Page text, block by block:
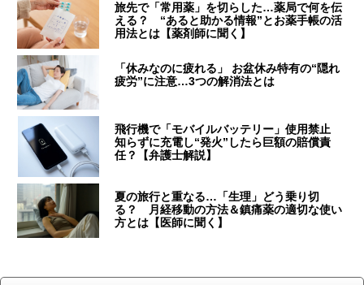
旅先で「常用薬」を切らした…薬局で何を伝
える？ “あると助かる情報”とお薬手帳の活
用法とは【薬剤師に聞く】
「休みなのに疲れる」 お盆休み特有の“隠れ
疲労”に注意…3つの解消法とは
飛行機で「モバイルバッテリー」使用禁止
知らずに充電し“発火”したら巨額の賠償責
任？【弁護士解説】
夏の旅行と重なる…「生理」どう乗り切
る？ 月経移動の方法＆鎮痛薬の適切な使い
方とは【医師に聞く】